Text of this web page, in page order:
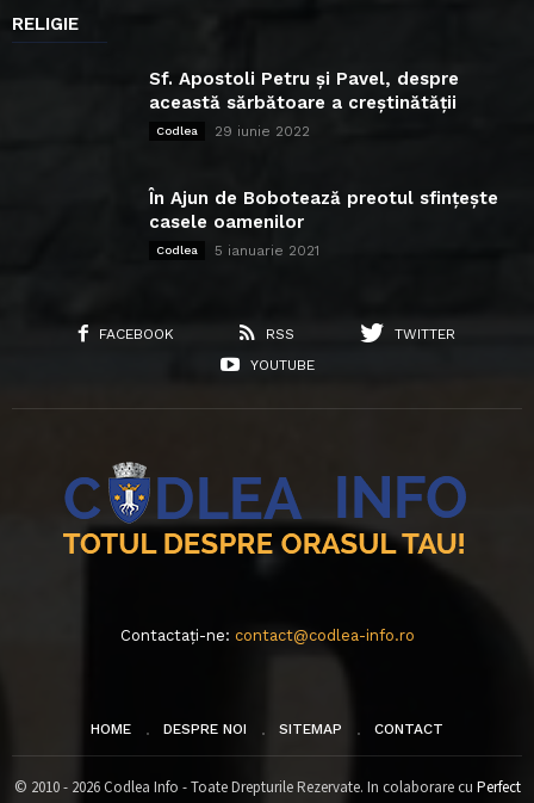
RELIGIE
Sf. Apostoli Petru și Pavel, despre
această sărbătoare a creștinătății
Codlea 29 iunie 2022
În Ajun de Bobotează preotul sfințește
casele oamenilor
Codlea 5 ianuarie 2021
FACEBOOK RSS
TWITTER
YOUTUBE
Contactați-ne: contact@codlea-info.ro
HOME DESPRE NOI SITEMAP CONTACT
© 2010 - 2026 Codlea Info - Toate Drepturile Rezervate. In colaborare cu Perfect